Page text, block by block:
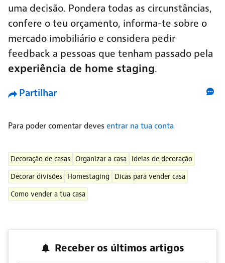
uma decisão. Pondera todas as circunstâncias,
confere o teu orçamento, informa-te sobre o
mercado imobiliário e considera pedir
feedback a pessoas que tenham passado pela
experiência de home staging.
Partilhar
Para poder comentar deves entrar na tua conta
Decoração de casas Organizar a casa
Ideias de decoração
Decorar divisões
Homestaging
Dicas para vender casa
Como vender a tua casa
Receber os últimos artigos